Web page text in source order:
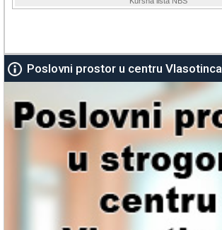
Poslovni prostor u centru Vlasotinca